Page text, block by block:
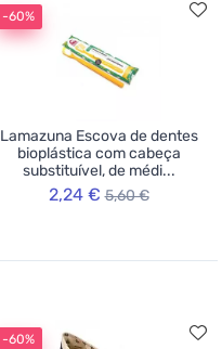
-60%
Lamazuna Escova de dentes
bioplástica com cabeça
substituível, de médi...
2,24 € 5,60 €
-60%